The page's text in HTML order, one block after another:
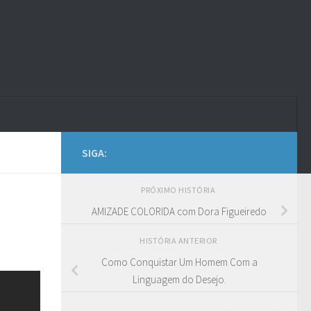
SIGA:
PRÓXIMO HISTÓRIA
AMIZADE COLORIDA com Dora Figueiredo
HISTÓRIA ANTERIOR
Como Conquistar Um Homem Com a
Linguagem do Desejo.